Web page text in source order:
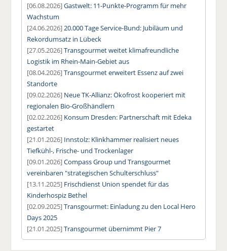
[06.08.2026]Gastwelt: 11-Punkte-Programm für mehr
Wachstum
[24.06.2026]20.000 Tage Service-Bund: Jubiläum und
Rekordumsatz in Lübeck
[27.05.2026]Transgourmet weitet klimafreundliche
Logistik im Rhein-Main-Gebiet aus
[08.04.2026]Transgourmet erweitert Essenz auf zwei
Standorte
[09.02.2026] Neue TK-Allianz: Ökofrost kooperiert mit
regionalen Bio-Großhändlern
[02.02.2026] Konsum Dresden: Partnerschaft mit Edeka
gestartet
[21.01.2026] Innstolz: Klinkhammer realisiert neues
Tiefkühl-, Frische- und Trockenlager
[09.01.2026]Compass Group und Transgourmet
vereinbaren "strategischen Schulterschluss"
[13.11.2025] Frischdienst Union spendet für das
Kinderhospiz Bethel
[02.09.2025]Transgourmet: Einladung zu den Local Hero
Days 2025
[21.01.2025]Transgourmet übernimmt Pier 7